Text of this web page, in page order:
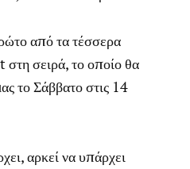
από τα τέσσερα
σειρά, το οποίο θα
το Σάββατο στις 14
αρκεί να υπάρχει